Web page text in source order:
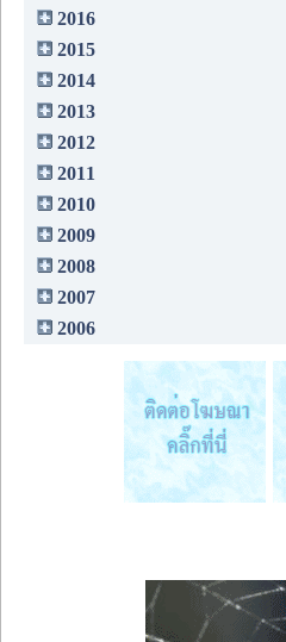
2016
2015
2014
2013
2012
2011
2010
2009
2008
2007
2006